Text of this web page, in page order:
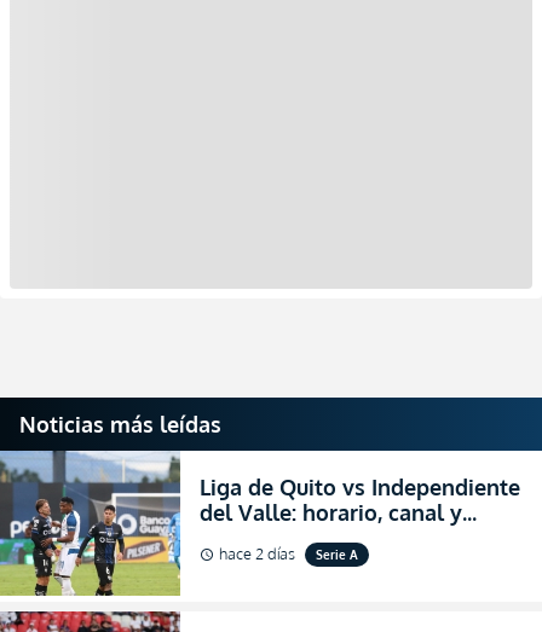
Noticias más leídas
Liga de Quito vs Independiente
del Valle: horario, canal y
dónde ver EN VIVO el
partidazo por la fecha 24 de la
schedule hace 2 días Serie A